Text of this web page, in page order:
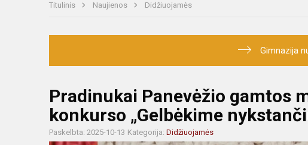
Titulinis Naujienos Didžiuojamės
Gimnazija
Pradinukai Panevėžio gamtos
konkurso „Gelbėkime
Paskelbta: 2025-10-13 Kategorija: Didžiuojamės